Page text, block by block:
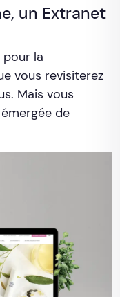
un Extranet
la
vous revisiterez
Mais vous
de